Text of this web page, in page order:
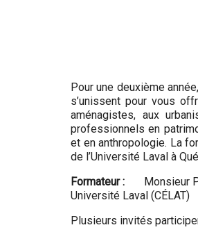
Pour une deuxième
s’unissent pour vous
aménagistes, aux
professionnels en
et en anthropologie. La
de l’Université Laval à
Formateur : Monsieur
Université Laval (CÉLAT)
Plusieurs invités